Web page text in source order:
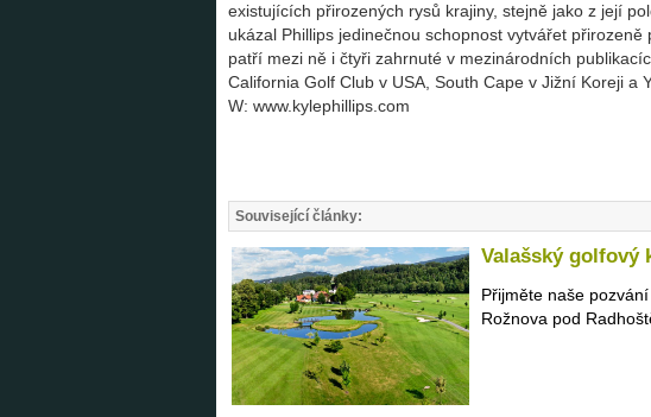
existujících přirozených rysů krajiny, stejně jako z její
ukázal Phillips jedinečnou schopnost vytvářet
patří mezi ně i čtyři zahrnuté v mezinárodních
California Golf Club v USA, South Cape v Jižní Koreji a
W: www.kylephillips.com
Související články:
Valašský golfový
Přijměte naše
Rožnova pod